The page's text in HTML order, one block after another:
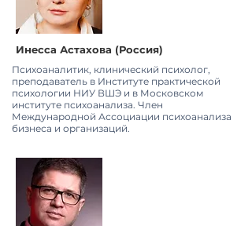
Инесса Астахова (Россия)
Психоаналитик, клинический психолог,
преподаватель в Институте практической
психологии НИУ ВШЭ и в Московском
институте психоанализа. Член
Международной Ассоциации психоанализа
бизнеса и организаций.